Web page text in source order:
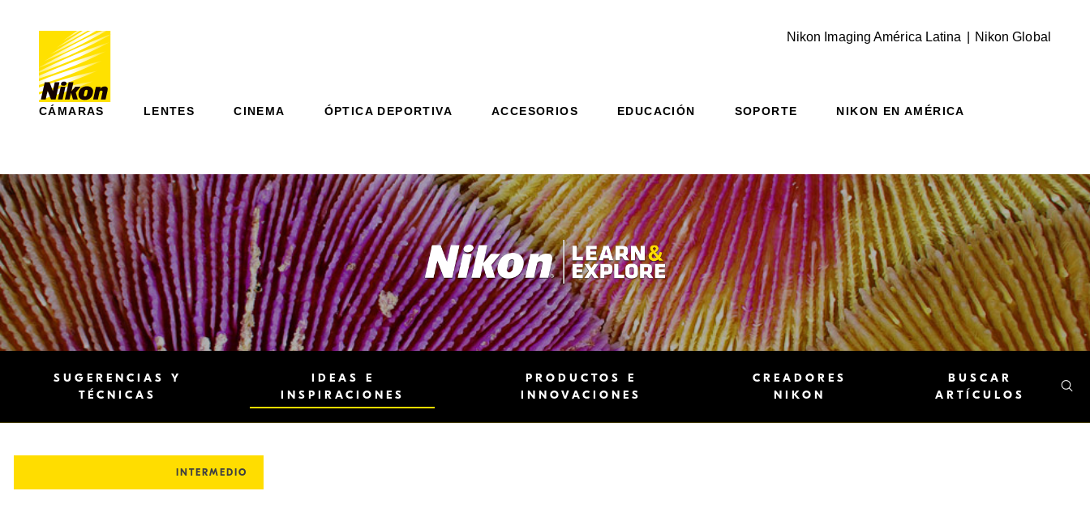
Nikon Imaging América Latina Nikon Global
CÁMARAS LENTES CINEMA ÓPTICA DEPORTIVA ACCESORIOS EDUCACIÓN SOPORTE NIKON EN AMÉRICA
SUGERENCIAS Y
TÉCNICAS
IDEAS E
INSPIRACIONES
PRODUCTOS E
INNOVACIONES
CREADORES
NIKON
BUSCAR
ARTÍCULOS
INTERMEDIO